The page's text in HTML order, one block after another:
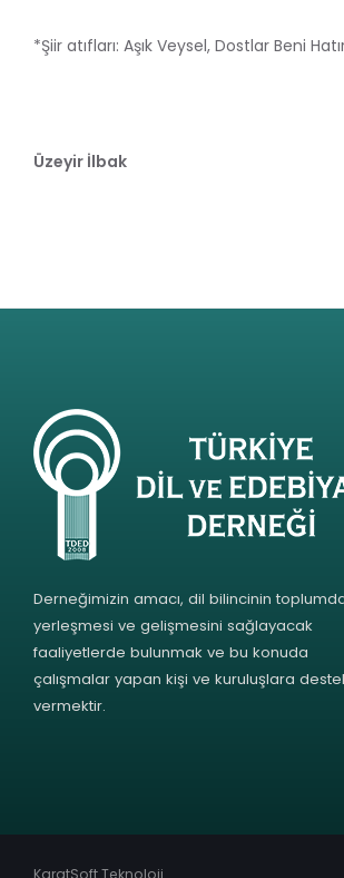
*Şiir atıfları: Aşık Veysel, Dostlar Beni
Üzeyir İlbak
Derneğimizin amacı, dil bilincinin
yerleşmesi ve gelişmesini sağlayacak
faaliyetlerde bulunmak ve bu konuda
çalışmalar yapan kişi ve kuruluşlara
vermektir.
KaratSoft Teknoloji